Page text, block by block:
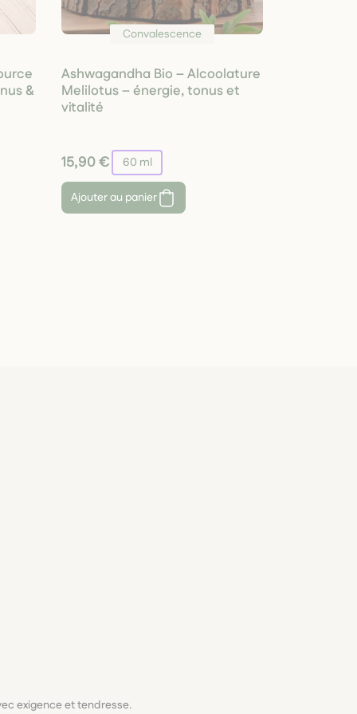
&
Convalescence
Ashwagandha Bio – Alcoolature
Melilotus – énergie, tonus et
vitalité
15,90 € 60 ml
Ajouter au panier
exigence et tendresse.